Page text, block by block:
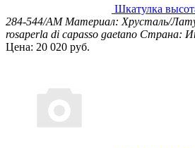
Шкатулка
284-544/AM Материал: Хрусталь/
rosaperla di capasso gaetano Страна:
Цена: 20 020 руб.